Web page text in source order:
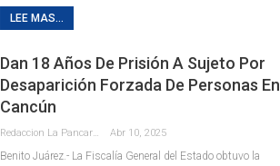
LEE MAS...
Dan 18 Años De Prisión A Sujeto Por
Desaparición Forzada De Personas En
Cancún
Abr 10, 2025
Benito Juárez.- La Fiscalía General del Estado obtuvo la